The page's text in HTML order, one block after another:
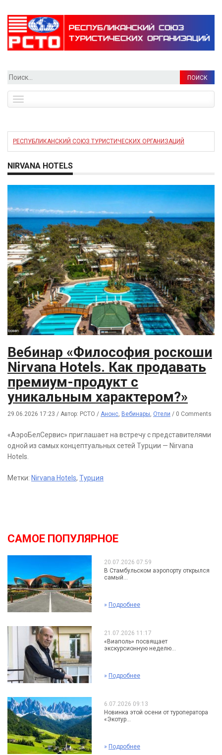
Найти:
navigation
РЕСПУБЛИКАНСКИЙ СОЮЗ ТУРИСТИЧЕСКИХ ОРГАНИЗАЦИЙ
NIRVANA HOTELS
Вебинар «Философия роскоши
Nirvana Hotels. Как продавать
премиум-продукт с
уникальным характером?»
29.06.2026 17:23 / Автор: РСТО / Анонс, Вебинары, Отели / 0 Comments
«АэроБелСервис» приглашает на встречу с представителями
одной из самых концептуальных сетей Турции — Nirvana
Hotels.
Метки: Nirvana Hotels, Турция
САМОЕ ПОПУЛЯРНОЕ
20.07.2026 07:59
В Стамбульском аэропорту открылся
самый...
» Подробнее
21.07.2026 11:17
«Виаполь» посвящает
экскурсионную неделю...
» Подробнее
6.07.2026 09:13
Новинка этой осени от туроператора
«Экотур...
» Подробнее